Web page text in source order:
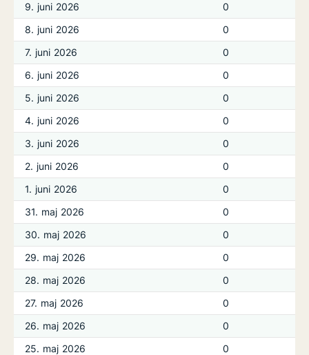
9. juni 2026
0
8. juni 2026
0
7. juni 2026
0
6. juni 2026
0
5. juni 2026
0
4. juni 2026
0
3. juni 2026
0
2. juni 2026
0
1. juni 2026
0
31. maj 2026
0
30. maj 2026
0
29. maj 2026
0
28. maj 2026
0
27. maj 2026
0
26. maj 2026
0
25. maj 2026
0